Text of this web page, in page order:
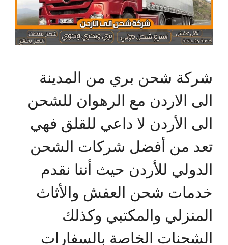
شركة شحن بري من المدينة
الى الاردن مع الرهوان للشحن
الى الأردن لا داعي للقلق فهي
تعد من أفضل شركات الشحن
الدولي للأردن حيث أننا نقدم
خدمات شحن العفش والأثاث
المنزلي والمكتبي وكذلك
الشحنات الخاصة بالسفارات